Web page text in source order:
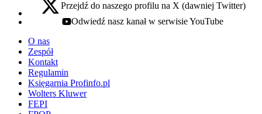
x - otwiera się w nowej karcie
Przejdź do naszego profilu na X (dawniej Twitter)
youtube - otwiera się w nowej karcie
Odwiedź nasz kanał w serwisie YouTube
O nas
Zespół
Kontakt
Regulamin
Księgarnia Profinfo.pl
Wolters Kluwer
FEPI